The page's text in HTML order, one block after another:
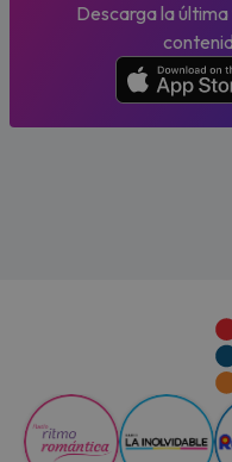
Descarga la